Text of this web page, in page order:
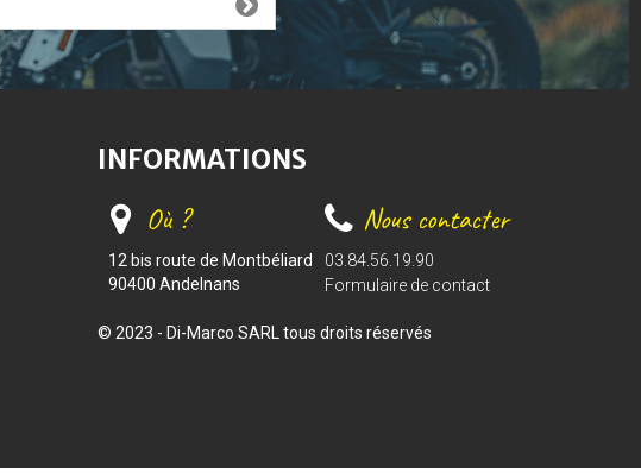
INFORMATIONS
Où ?
12 bis route de Montbéliard
90400 Andelnans
Nous contacter
03.84.56.19.90
Formulaire de contact
© 2023 - Di-Marco SARL tous droits réservés